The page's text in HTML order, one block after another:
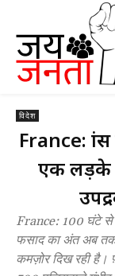
विदेश
France:
एक लड़के
France: 100 घंटे से
फसाद का अंत अब तक
कमज़ोर दिख रही है।